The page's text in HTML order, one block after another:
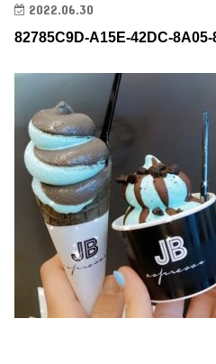
2022.06.30
82785C9D-A15E-42DC-